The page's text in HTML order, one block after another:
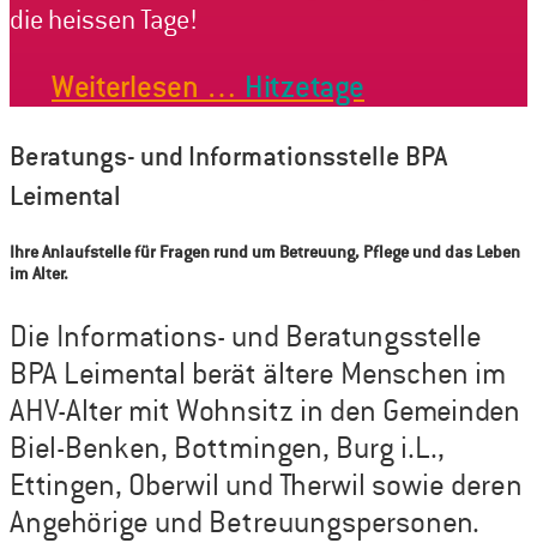
die heissen Tage!
Weiterlesen … Hitzetage
Beratungs- und Informationsstelle BPA
Leimental
Ihre Anlaufstelle für Fragen rund um Betreuung, Pflege und das Leben
im Alter.
Die Informations- und Beratungsstelle
BPA Leimental berät ältere Menschen im
AHV-Alter mit Wohnsitz in den Gemeinden
Biel-Benken, Bottmingen, Burg i.L.,
Ettingen, Oberwil und Therwil sowie deren
Angehörige und Betreuungspersonen.